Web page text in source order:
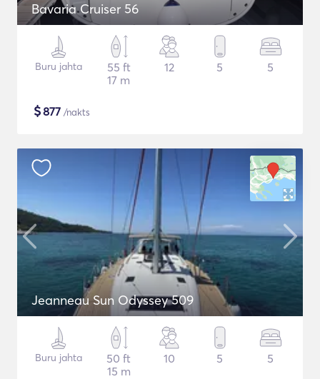
Bavaria Cruiser 56
Buru jahta
55 ft
17 m
12 5 5
$877 /nakts
Jeanneau Sun Odyssey 509
Buru jahta
50 ft
15 m
10 5 5